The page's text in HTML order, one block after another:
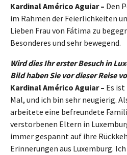
Kardinal Américo Aguiar – Den
im Rahmen der Feierlichkeiten
Lieben Frau von Fátima zu
Besonderes und sehr bewegend.
Wird dies Ihr erster Besuch in
Bild haben Sie vor dieser Reise
Kardinal Américo Aguiar – Es
Mal, und ich bin sehr neugierig.
arbeitete eine befreundete
verstorbenen Eltern in
immer gespannt auf ihre
Erinnerungen aus Luxemburg.